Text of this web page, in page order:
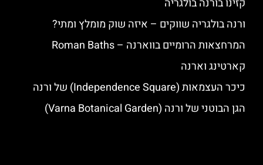
קזינו בורנה בולגריה
ורנה בולגריה שווקים – איזה שוק מומלץ ומתי?
המרחצאות הרומיים בווארנה – Roman Baths
קארטינג וארנה
כיכר העצמאות (Independence Square) של ורנה
הגן הבוטני של ורנה (Varna Botanical Garden)